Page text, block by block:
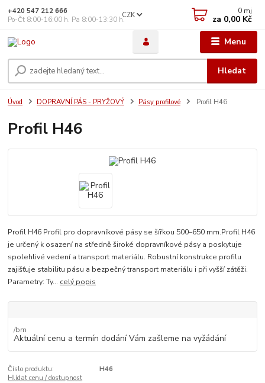
Menu
CZK
Hledat
+420 547 212 666
Po-Čt 8:00-16:00 h. Pa 8:00-13:30 h.
0 mj
za 0,00 Kč
Úvod DOPRAVNÍ PÁS - PRYŽOVÝ Pásy profilové Profil H46
Profil H46
Profil H46 Profil pro dopravníkové pásy se šířkou 500–650 mm.Profil H46
je určený k osazení na středně široké dopravníkové pásy a poskytuje
spolehlivé vedení a transport materiálu. Robustní konstrukce profilu
zajišťuje stabilitu pásu a bezpečný transport materiálu i při vyšší zátěži.
Parametry: Ty... celý popis
/bm
Aktuální cenu a termín dodání Vám zašleme na vyžádání
Číslo produktu:
H46
Hlídat cenu / dostupnost